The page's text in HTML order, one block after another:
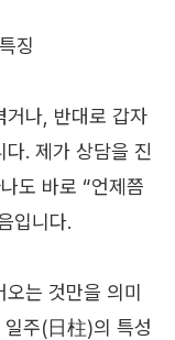
거나, 반대로 갑자
. 제가 상담을 진
도 바로 “언제쯤
입니다.
는 것만을 의미
일주(日柱)의 특성